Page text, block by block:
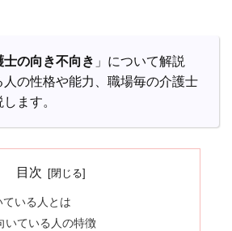
士の向き不向き 」について解説
の性格や能力、職場毎の介護士
ます。
目次
いる人とは
いている人の特徴